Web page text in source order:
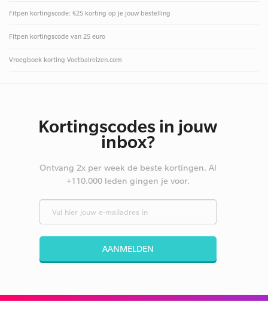
Fitpen kortingscode: €25 korting op je jouw bestelling
Fitpen kortingscode van 25 euro
Vroegboek korting Voetbalreizen.com
Kortingscodes in jouw
inbox?
Ontvang 2x per week de beste kortingen. Al
+110.000 leden gingen je voor.
AANMELDEN